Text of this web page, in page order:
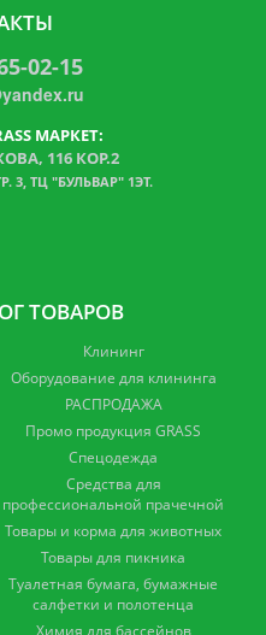
02-15
МАРКЕТ:
116 КОР.2
3, ТЦ "БУЛЬВАР" 1ЭТ.
ТОВАРОВ
Клининг
Оборудование для клининга
РАСПРОДАЖА
Промо продукция GRASS
Спецодежда
Средства для
профессиональной прачечной
Товары и корма для животных
Товары для пикника
Туалетная бумага, бумажные
салфетки и полотенца